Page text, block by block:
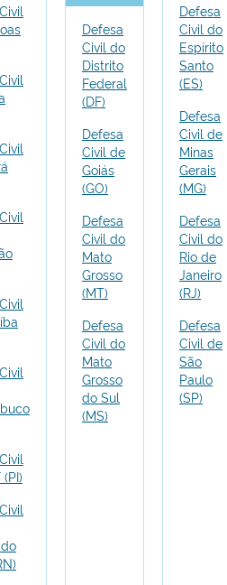
Defesa
Civil do
Distrito
Federal
(DF)
Defesa
Civil de
Goiás
(GO)
Defesa
Civil do
Mato
Grosso
(MT)
Defesa
Civil do
Mato
Grosso
do Sul
(MS)
Defesa
Civil do
Espírito
Santo
(ES)
Defesa
Civil de
Minas
Gerais
(MG)
Defesa
Civil do
Rio de
Janeiro
(RJ)
Defesa
Civil de
São
Paulo
(SP)